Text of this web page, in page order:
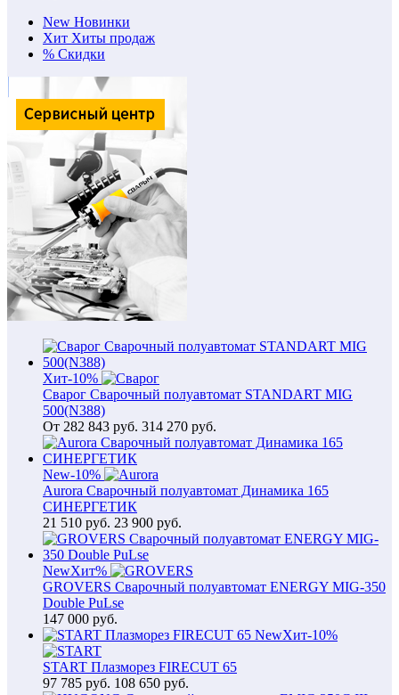
New Новинки
Хит Хиты продаж
% Скидки
Хит-10%
Сварог Сварочный полуавтомат STANDART MIG
500(N388)
От 282 843 руб. 314 270 руб.
New-10%
Aurora Сварочный полуавтомат Динамика 165
СИНЕРГЕТИК
21 510 руб. 23 900 руб.
NewХит%
GROVERS Сварочный полуавтомат ENERGY MIG-350
Double PuLse
147 000 руб.
NewХит-10%
START Плазморез FIRECUT 65
97 785 руб. 108 650 руб.